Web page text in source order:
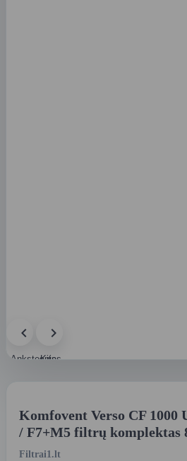
Ankstesnis
Kitas
Komfovent Verso CF
/ F7+M5 filtrų komplektas
Filtrai1.lt